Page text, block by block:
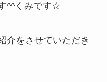
^^くみです☆
介をさせていただき